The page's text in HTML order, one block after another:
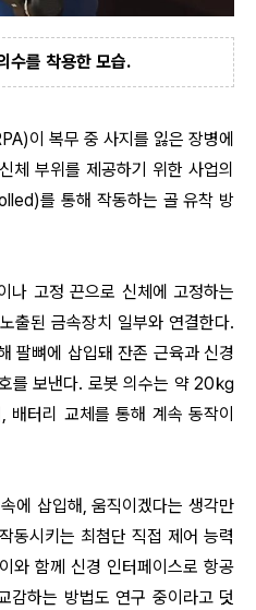
수를 착용한 모습.
이 복무 중 사지를 잃은 장병에
체 부위를 제공하기 위한 사업의
를 통해 작동하는 골 유착 방
나 고정 끈으로 신체에 고정하는
출된 금속장치 일부와 연결한다.
팔뼈에 삽입돼 잔존 근육과 신경
를 보낸다. 로봇 의수는 약 20㎏
터리 교체를 통해 계속 동작이
에 삽입해, 움직이겠다는 생각만
동시키는 최첨단 직접 제어 능력
와 함께 신경 인터페이스로 항공
감하는 방법도 연구 중이라고 덧